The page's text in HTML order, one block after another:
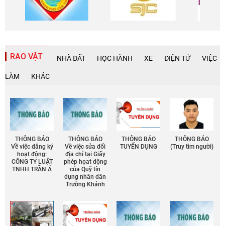
RAO VẶT NHÀ ĐẤT HỌC HÀNH XE ĐIỆN TỬ VIỆC
LÀM KHÁC
THÔNG BÁO
Về việc đăng ký
hoạt động:
CÔNG TY LUẬT
TNHH TRẦN Á
THÔNG BÁO
Về việc sửa đổi
địa chỉ tại Giấy
phép họat động
của Quỹ tín
dụng nhân dân
Trường Khánh
THÔNG BÁO
TUYỂN DỤNG
THÔNG BÁO
(Truy tìm người)